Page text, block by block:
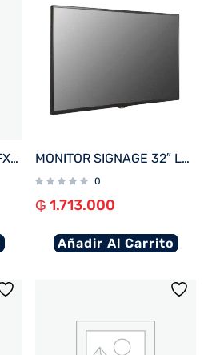
NOTEBOOK ASUS TUF FX607VJ-RL805W C5 GAM 2.2/8/512/ RTX3050-6G/ W11H/16″ WUXGA MONITOR SIGNAGE 32″ LG 32SM5C FHD/USB/HDMI/DP/SD/NE
0
₲ 1.713.000
Añadir Al Carrito